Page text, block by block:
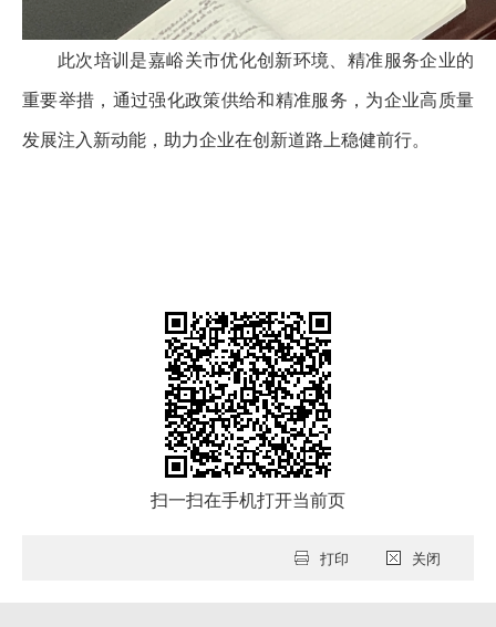
此次培训是嘉峪关市优化创新环境、精准服务企业的
重要举措，通过强化政策供给和精准服务，为企业高质量
发展注入新动能，助力企业在创新道路上稳健前行。
扫一扫在手机打开当前页
打印 关闭